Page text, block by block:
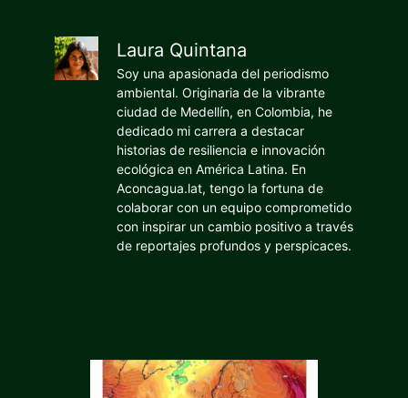
Laura Quintana
Soy una apasionada del periodismo
ambiental. Originaria de la vibrante
ciudad de Medellín, en Colombia, he
dedicado mi carrera a destacar
historias de resiliencia e innovación
ecológica en América Latina. En
Aconcagua.lat, tengo la fortuna de
colaborar con un equipo comprometido
con inspirar un cambio positivo a través
de reportajes profundos y perspicaces.